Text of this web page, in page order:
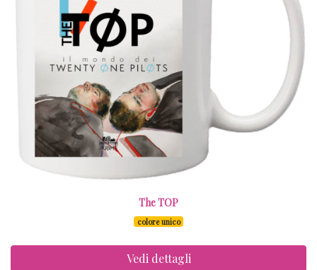
The TOP
colore unico
Vedi dettagli